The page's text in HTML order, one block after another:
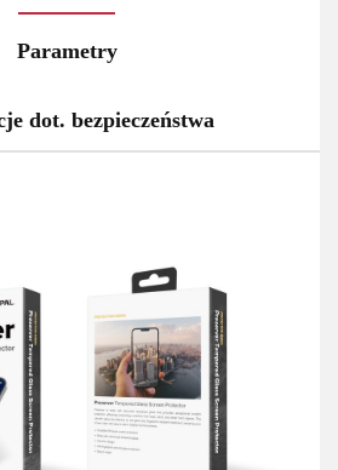
Parametry
dot. bezpieczeństwa